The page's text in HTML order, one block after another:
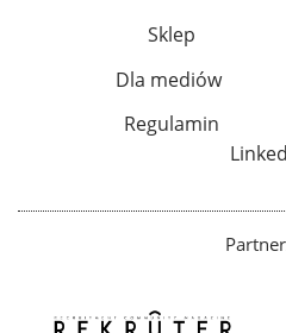
Sklep
Dla mediów
Regulamin